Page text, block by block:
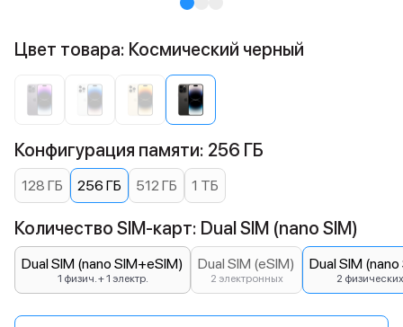
Цвет товара: Космический черный
Конфигурация памяти: 256 ГБ
128 ГБ 256 ГБ 512 ГБ 1 ТБ
Количество SIM-карт: Dual SIM (nano SIM)
Dual SIM (nano SIM+eSIM)
1 физич. + 1 электр.
Dual SIM (eSIM)
2 электронных
Dual SIM
2 физических